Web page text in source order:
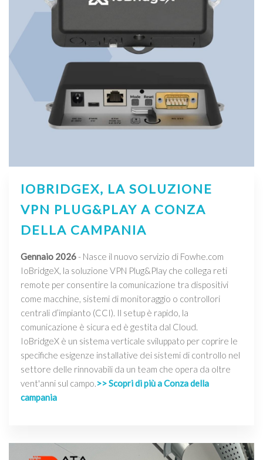
IOBRIDGEX, LA SOLUZIONE
VPN PLUG&PLAY A CONZA
DELLA CAMPANIA
Gennaio 2026- Nasce il nuovo servizio di Fowhe.com
IoBridgeX, la soluzione VPN Plug&Play che collega reti
remote per consentire la comunicazione tra dispositivi
come macchine, sistemi di monitoraggio o controllori
centrali d’impianto (CCI). Il setup è rapido, la
comunicazione è sicura ed è gestita dal Cloud.
IoBridgeX è un sistema verticale sviluppato per coprire le
specifiche esigenze installative dei sistemi di controllo nel
settore delle rinnovabili da un team che opera da oltre
vent'anni sul campo.>> Scopri di più a Conza della
campania